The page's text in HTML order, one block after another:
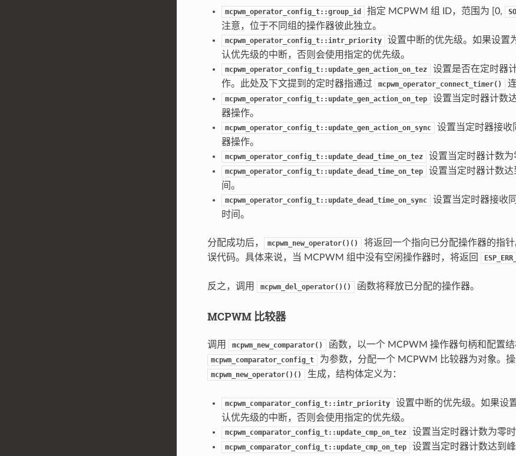
mcpwm_operator_config_t::group_id 指定 MCPWM 组 ID，范围为 [0,
注意，位于不同组的操作器彼此独立。
mcpwm_operator_config_t::intr_priority 设置中断的优先级。如果设置
认优先级的中断，否则会使用指定的优先级。
mcpwm_operator_config_t::update_gen_action_on_tez
设置是否在定时器
作。此处及下文提到的定时器指通过
mcpwm_operator_connect_timer()
mcpwm_operator_config_t::update_gen_action_on_tep
设置当定时器计数
器操作。
mcpwm_operator_config_t::update_gen_action_on_sync
设置当定时器接收
器操作。
mcpwm_operator_config_t::update_dead_time_on_tez 设置当定时器计数为
mcpwm_operator_config_t::update_dead_time_on_tep
设置当定时器计数
间。
mcpwm_operator_config_t::update_dead_time_on_sync
设置当定时器接收
时间。
分配成功后， mcpwm_new_operator()()
将返回一个指向已分配操作器的指
误代码。具体来说，当 MCPWM 组中没有空闲操作器时，将返回
反之，调用 mcpwm_del_operator()() 函数将释放已分配的操作器。
MCPWM 比较器
调用 mcpwm_new_comparator() 函数，以一个 MCPWM 操作器句柄和配置
mcpwm_comparator_config_t 为参数，分配一个 MCPWM 比较器为对象。
mcpwm_new_operator()() 生成，结构体定义为：
mcpwm_comparator_config_t::intr_priority 设置中断的优先级。如果设
认优先级的中断，否则会使用指定的优先级。
mcpwm_comparator_config_t::update_cmp_on_tez 设置当定时器计数为零
mcpwm_comparator_config_t::update_cmp_on_tep 设置当定时器计数达到